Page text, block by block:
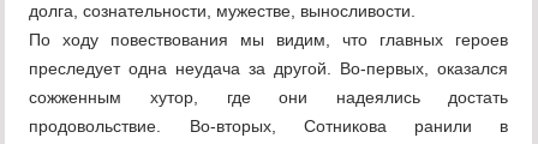
долга, сознательности, мужестве, выносливости.
По ходу повествования мы видим, что главных героев
преследует одна неудача за другой. Во-первых, оказался
сожженным хутор, где они надеялись достать
продовольствие. Во-вторых, Сотникова ранили в